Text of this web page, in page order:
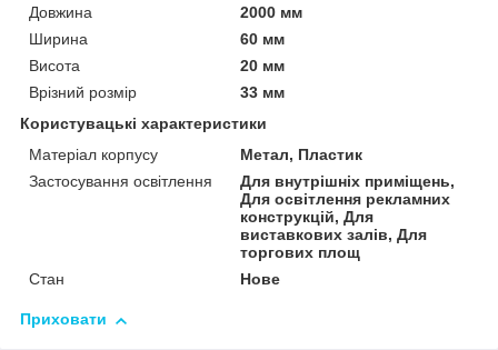
Довжина
2000 мм
Ширина
60 мм
Висота
20 мм
Врізний розмір
33 мм
Користувацькі характеристики
Матеріал корпусу
Метал, Пластик
Застосування освітлення
Для внутрішніх приміщень,
Для освітлення рекламних
конструкцій, Для
виставкових залів, Для
торгових площ
Стан
Нове
Приховати